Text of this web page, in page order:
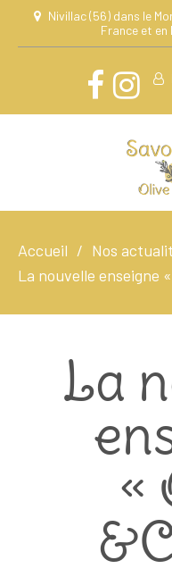
Nivillac (56) dans le
France et en
Accueil
Nos
La nouvelle enseigne
La
«